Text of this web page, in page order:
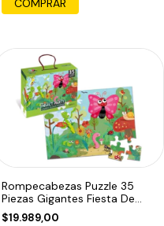
Rompecabezas Puzzle 35
Piezas Gigantes Fiesta De
Bichitos
$19.989,00